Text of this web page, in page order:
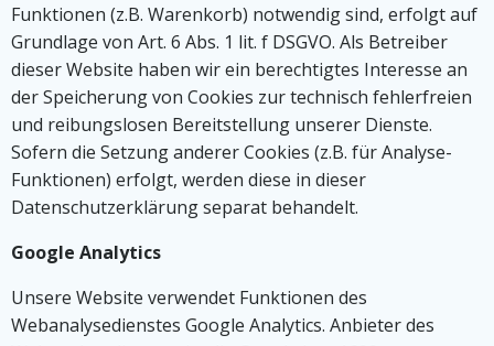
Funktionen (z.B. Warenkorb) notwendig sind, erfolgt auf
Grundlage von Art. 6 Abs. 1 lit. f DSGVO. Als Betreiber
dieser Website haben wir ein berechtigtes Interesse an
der Speicherung von Cookies zur technisch fehlerfreien
und reibungslosen Bereitstellung unserer Dienste.
Sofern die Setzung anderer Cookies (z.B. für Analyse-
Funktionen) erfolgt, werden diese in dieser
Datenschutzerklärung separat behandelt.
Google Analytics
Unsere Website verwendet Funktionen des
Webanalysedienstes Google Analytics. Anbieter des